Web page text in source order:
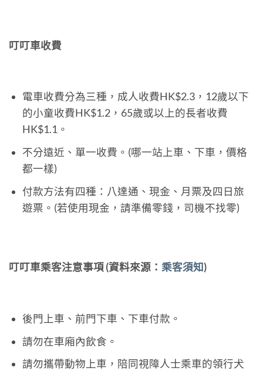
叮叮車收費
電車收費分為三種，成人收費HK$2.3，12歲以下
的小童收費HK$1.2，65歲或以上的長者收費
HK$1.1。
不分遠近、單一收費。(哪一站上車、下車，價格
都一樣)
付款方法有四種：八達通、現金、月票及四日旅
遊票。(若使用現金，請準備零錢，司機不找零)
叮叮車乘客注意事項 (資料來源： 乘客須知)
後門上車、前門下車、下車付款。
請勿在車廂內飲食。
請勿攜帶動物上車，陪同視障人士乘車的領行犬